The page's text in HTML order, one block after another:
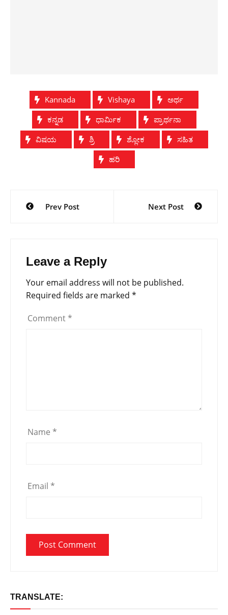
Kannada Vishaya
ಅರ್ಥ
ಕನ್ನಡ
ಧಾರ್ಮಿಕ
ಪ್ರಾರ್ಥನಾ
ವಿಷಯ
ಶ್ರಿ ಶ್ಲೋಕ
ಸಹಿತ
ಹರಿ
navigation
Prev Post Next Post
Leave a Reply
Your email address will not be published.
Required fields are marked *
Comment *
Name *
Email *
TRANSLATE: